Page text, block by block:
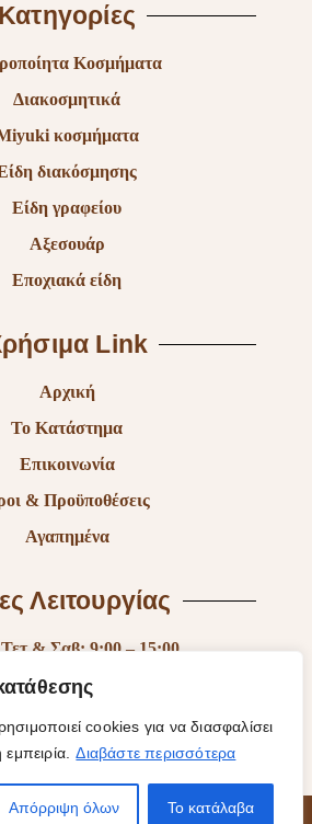
cookies για να διασφαλίσει
Διαβάστε περισσότερα
Απόρριψη όλων Το κατάλαβα
Κατηγορίες
Κοσμήματα
Διακοσμητικά
κοσμήματα
διακόσμησης
Είδη γραφείου
Αξεσουάρ
Εποχιακά είδη
Link
Αρχική
Το Κατάστημα
Επικοινωνία
& Προϋποθέσεις
Αγαπημένα
Λειτουργίας
& Σαβ: 9:00 – 15:00
– 14:30 & 17:30-21:00
Πεμ: 9:00-18:00
Κυρ: Κλειστά